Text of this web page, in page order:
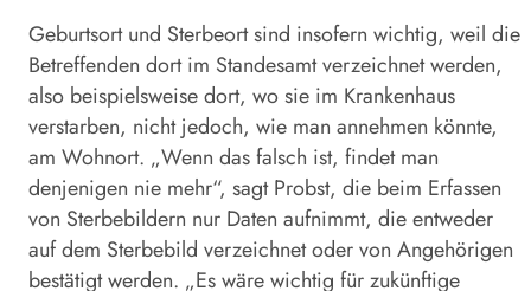
Geburtsort und Sterbeort sind insofern wichtig, weil die
Betreffenden dort im Standesamt verzeichnet werden,
also beispielsweise dort, wo sie im Krankenhaus
verstarben, nicht jedoch, wie man annehmen könnte,
am Wohnort. „Wenn das falsch ist, findet man
denjenigen nie mehr“, sagt Probst, die beim Erfassen
von Sterbebildern nur Daten aufnimmt, die entweder
auf dem Sterbebild verzeichnet oder von Angehörigen
bestätigt werden. „Es wäre wichtig für zukünftige